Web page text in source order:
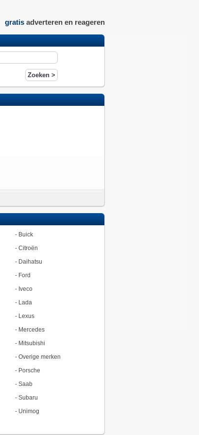
gratisadverteren en reageren
- Buick
- Citroën
- Daihatsu
- Ford
- Iveco
- Lada
- Lexus
- Mercedes
- Mitsubishi
- Overige merken
- Porsche
- Saab
- Subaru
- Unimog